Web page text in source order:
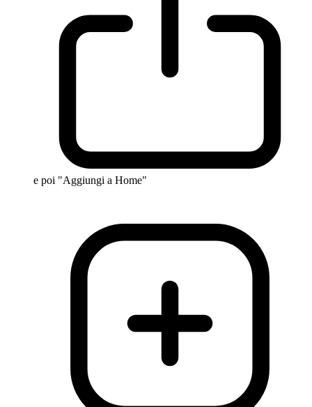
e poi "Aggiungi a Home"